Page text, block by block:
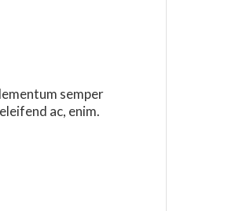
semper
ac, enim.